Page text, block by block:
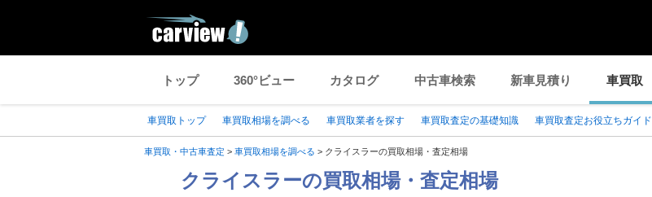
トップ 360°ビュー カタログ 中古車検索 新車見積り 車買取
車買取トップ 車買取相場を調べる 車買取業者を探す 車買取査定の基礎知識 車買取査定お役立ちガイド
車買取・中古車査定 > 車買取相場を調べる > クライスラーの買取相場・査定相場
クライスラーの買取相場・査定相場